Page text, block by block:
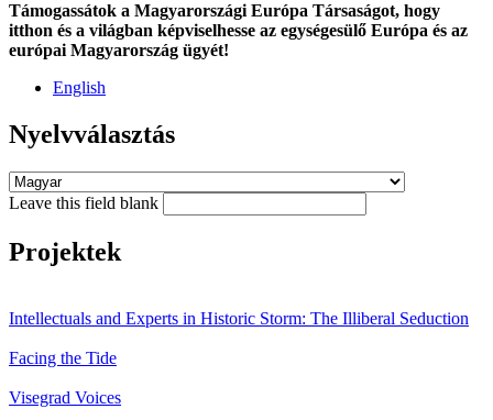
Támogassátok a Magyarországi Európa Társaságot, hogy
itthon és a világban képviselhesse az egységesülő Európa és az
európai Magyarország ügyét!
English
Nyelvválasztás
Leave this field blank
Projektek
Intellectuals and Experts in Historic Storm: The Illiberal Seduction
Facing the Tide
Visegrad Voices